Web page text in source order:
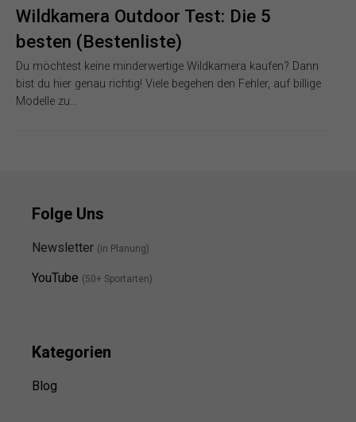
Wildkamera Outdoor Test: Die 5
besten (Bestenliste)
Du möchtest keine minderwertige Wildkamera kaufen? Dann
bist du hier genau richtig! Viele begehen den Fehler, auf billige
Modelle zu…
Folge Uns
Newsletter (in Planung)
YouTube (50+ Sportarten)
Kategorien
Blog